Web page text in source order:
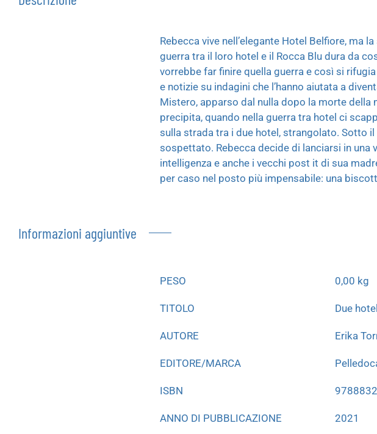
Rebecca vive nell’elegante Hotel Belfiore, ma
guerra tra il loro hotel e il Rocca Blu dura da
vorrebbe far finire quella guerra e così si
e notizie su indagini che l’hanno aiutata a
Mistero, apparso dal nulla dopo la morte
precipita, quando nella guerra tra hotel ci
sulla strada tra i due hotel, strangolato. Sotto
sospettato. Rebecca decide di lanciarsi in una
intelligenza e anche i vecchi post it di sua
per caso nel posto più impensabile: una
Informazioni aggiuntive
PESO 0,00 kg
TITOLO Due
AUTORE Erika
EDITORE/MARCA
ISBN
ANNO DI PUBBLICAZIONE 2021